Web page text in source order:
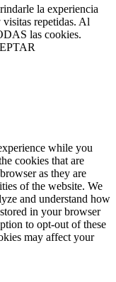
la experiencia
visitas repetidas. Al
las cookies.
while you
cookies that are
as they are
of the website. We
and understand how
in your browser
to opt-out of these
may affect your